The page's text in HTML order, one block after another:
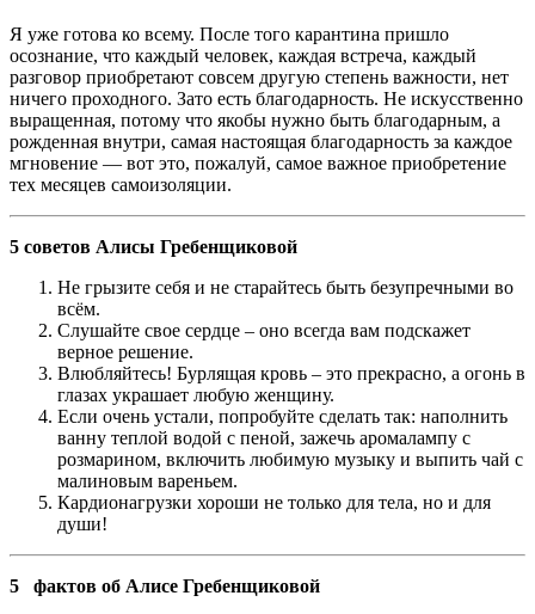
Я уже готова ко всему. После того карантина пришло
осознание, что каждый человек, каждая встреча, каждый
разговор приобретают совсем другую степень важности, нет
ничего проходного. Зато есть благодарность. Не искусственно
выращенная, потому что якобы нужно быть благодарным, а
рожденная внутри, самая настоящая благодарность за каждое
мгновение — вот это, пожалуй, самое важное приобретение
тех месяцев самоизоляции.
5 советов Алисы Гребенщиковой
Не грызите себя и не старайтесь быть безупречными во
всём.
Слушайте свое сердце – оно всегда вам подскажет
верное решение.
Влюбляйтесь! Бурлящая кровь – это прекрасно, а огонь в
глазах украшает любую женщину.
Если очень устали, попробуйте сделать так: наполнить
ванну теплой водой с пеной, зажечь аромалампу с
розмарином, включить любимую музыку и выпить чай с
малиновым вареньем.
Кардионагрузки хороши не только для тела, но и для
души!
5 фактов об Алисе Гребенщиковой